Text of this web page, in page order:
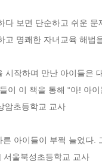
다 보면 단순하고 쉬운
고 명쾌한 자녀교육 해
시작하며 만난 아이들은
이 이 책을 통해 “아! 아
암초등학교 교사
른 아이들이 부쩍 늘었다.
서울북성초등학교 교사